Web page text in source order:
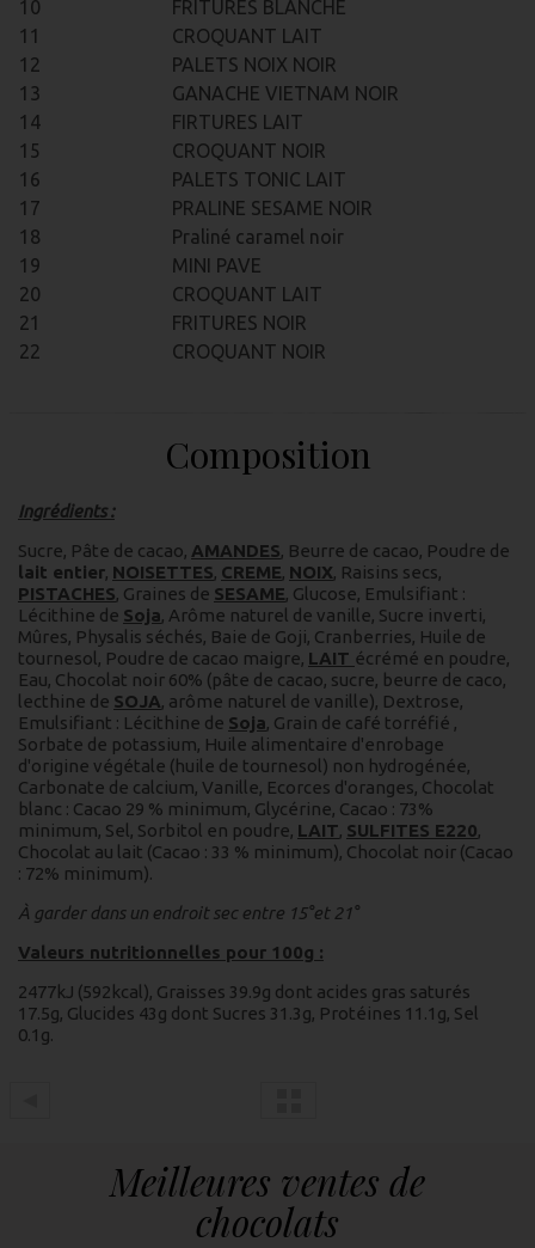
10
FRITURES BLANCHE
11
CROQUANT LAIT
12
PALETS NOIX NOIR
13
GANACHE VIETNAM NOIR
14
FIRTURES LAIT
15
CROQUANT NOIR
16
PALETS TONIC LAIT
17
PRALINE SESAME NOIR
18
Praliné caramel noir
19
MINI PAVE
20
CROQUANT LAIT
21
FRITURES NOIR
22
CROQUANT NOIR
Composition
Ingrédients :
Sucre, Pâte de cacao, AMANDES, Beurre de cacao, Poudre de
lait entier, NOISETTES, CREME, NOIX, Raisins secs,
PISTACHES, Graines de SESAME, Glucose, Emulsifiant :
Lécithine de Soja, Arôme naturel de vanille, Sucre inverti,
Mûres, Physalis séchés, Baie de Goji, Cranberries, Huile de
tournesol, Poudre de cacao maigre, LAIT écrémé en poudre,
Eau, Chocolat noir 60% (pâte de cacao, sucre, beurre de caco,
lecthine de SOJA, arôme naturel de vanille), Dextrose,
Emulsifiant : Lécithine de Soja, Grain de café torréfié ,
Sorbate de potassium, Huile alimentaire d'enrobage
d'origine végétale (huile de tournesol) non hydrogénée,
Carbonate de calcium, Vanille, Ecorces d'oranges, Chocolat
blanc : Cacao 29 % minimum, Glycérine, Cacao : 73%
minimum, Sel, Sorbitol en poudre, LAIT, SULFITES E220,
Chocolat au lait (Cacao : 33 % minimum), Chocolat noir (Cacao
: 72% minimum).
À garder dans un endroit sec entre 15°et 21°
Valeurs nutritionnelles pour 100g :
2477kJ (592kcal), Graisses 39.9g dont acides gras saturés
17.5g, Glucides 43g dont Sucres 31.3g, Protéines 11.1g, Sel
0.1g.
Meilleures ventes de
chocolats